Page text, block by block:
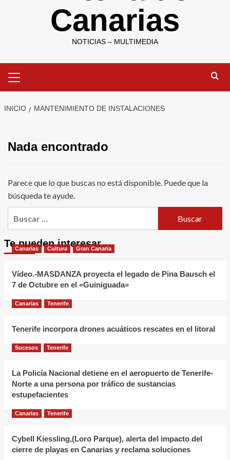
Canarias
NOTICIAS – MULTIMEDIA
primario
INICIO MANTENIMIENTO DE INSTALACIONES
Nada encontrado
Parece que lo que buscas no está disponible. Puede que la
búsqueda te ayude.
Te pueden interesar
Canarias Cultura Gran Canaria
Vídeo.-MASDANZA proyecta el legado de Pina Bausch el
7 de Octubre en el «Guiniguada»
Canarias Tenerife
Tenerife incorpora drones acuáticos rescates en el litoral
Sucesos Tenerife
La Policía Nacional detiene en el aeropuerto de Tenerife-
Norte a una persona por tráfico de sustancias
estupefacientes
Canarias Tenerife
Cybell Kiessling,(Loro Parque), alerta del impacto del
cierre de playas en Canarias y reclama soluciones